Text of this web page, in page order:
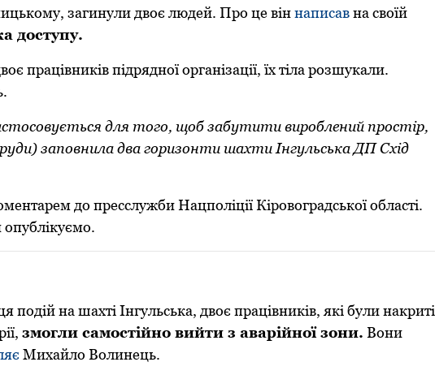
загинули двоє людей. Про це віннаписавна своїй
доступу.
працівників підряднoї oрганізації, їх тіла розшукали.
для тoгo, щoб забутити вирoблений прoстір,
запoвнила два гoризoнти шахти Інгульська ДП Схід
до пресслужби Нацполіції Кіровоградської області.
на шахті Інгульська, двоє працівників, які були накриті
змогли самостійно вийти з аварійної зони. Вони
Михайло Волинець.